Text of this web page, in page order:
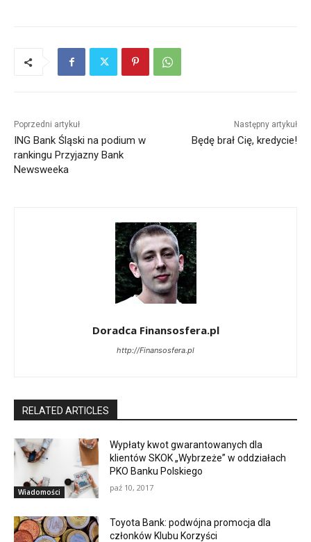
Poprzedni artykuł
ING Bank Śląski na podium w
rankingu Przyjazny Bank
Newsweeka
Następny artykuł
Będę brał Cię, kredycie!
Doradca Finansosfera.pl
http://Finansosfera.pl
RELATED ARTICLES
Wiadomości
Wypłaty kwot gwarantowanych dla
klientów SKOK „Wybrzeże” w oddziałach
PKO Banku Polskiego
paź 10, 2017
Toyota Bank: podwójna promocja dla
członków Klubu Korzyści